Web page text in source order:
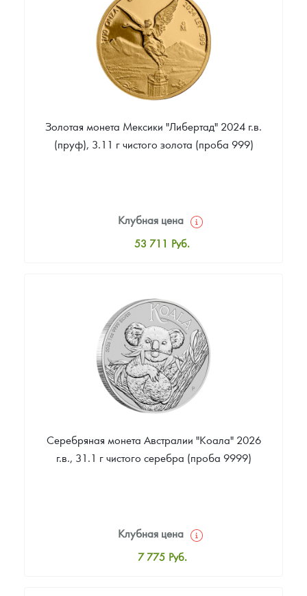
Звоните
Золотая монета Мексики "Либертад" 2024 г.в.
(пруф), 3.11 г чистого золота (проба 999)
Клубная цена
53 711 Руб.
Цена выкупа
Звоните
Серебряная монета Австралии "Коала" 2026
г.в., 31.1 г чистого серебра (проба 9999)
Клубная цена
7 775 Руб.